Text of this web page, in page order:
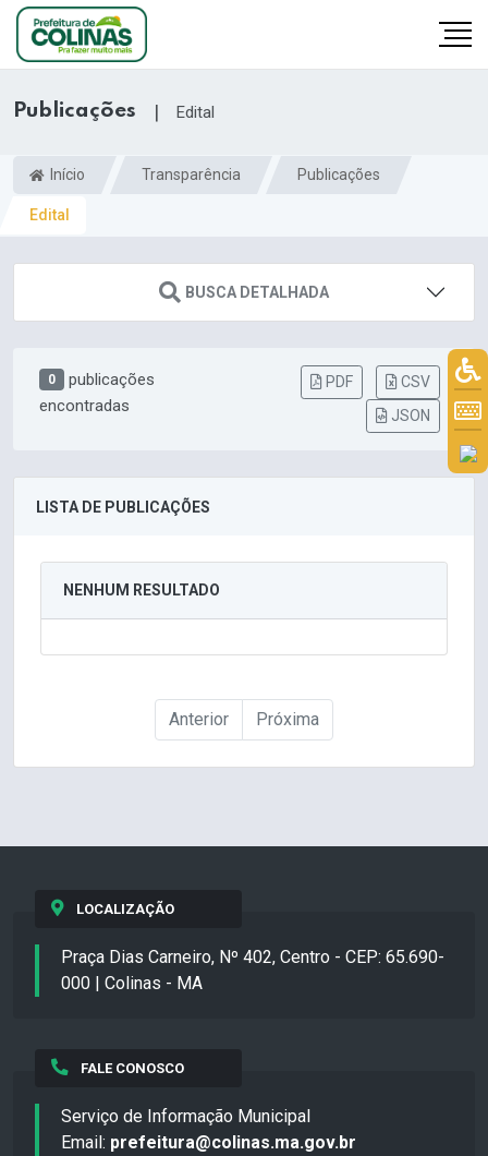
Publicações | Edital
Início Transparência Publicações
Edital
BUSCA DETALHADA
0
publicações
encontradas
PDF
CSV
JSON
LISTA DE PUBLICAÇÕES
NENHUM RESULTADO
Anterior Próxima
LOCALIZAÇÃO
Praça Dias Carneiro, Nº 402, Centro - CEP: 65.690-
000 | Colinas - MA
FALE CONOSCO
Serviço de Informação Municipal
Email: prefeitura@colinas.ma.gov.br